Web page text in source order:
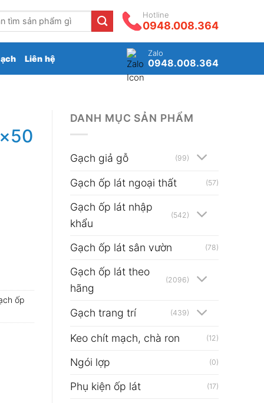
Hotline
0948.008.364
Liên hệ
Zalo
0948.008.364
DANH MỤC SẢN PHẨM
Gạch giả gỗ (99)
Gạch ốp lát ngoại thất (57)
Gạch ốp lát nhập
khẩu
(542)
Gạch ốp lát sân vườn (78)
Gạch ốp lát theo
hãng
(2096)
Gạch trang trí (439)
Keo chít mạch, chà ron (12)
Ngói lợp (0)
Phụ kiện ốp lát (17)
ốp